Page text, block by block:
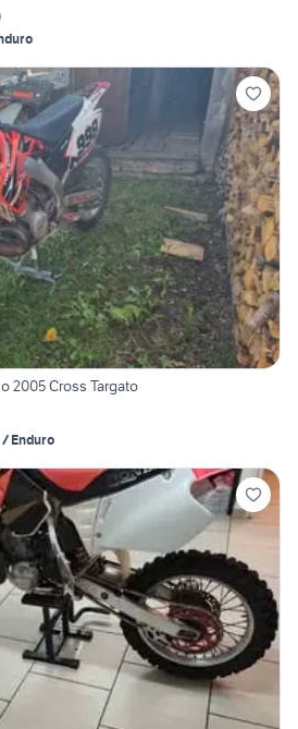
2005 Cross Targato
/ Enduro